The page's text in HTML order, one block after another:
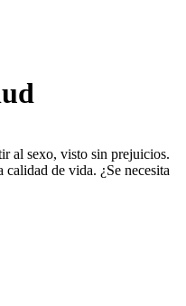
al sexo, visto sin prejuicios.
de vida. ¿Se necesita